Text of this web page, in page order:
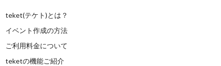
teket(テケト)とは？
イベント作成の方法
ご利用料金について
teketの機能ご紹介